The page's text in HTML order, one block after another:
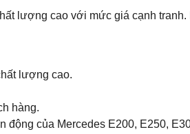
lượng cao với mức giá cạnh
lượng cao.
hàng.
động của Mercedes E200, E250,